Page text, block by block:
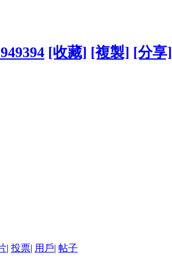
[收藏] [複製] [分享]
| 投票| 用戶| 帖子